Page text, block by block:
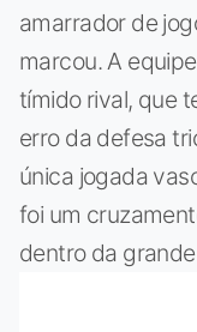
amarrador de
marcou. A
tímido rival, que
erro da defesa
única jogada
foi um
dentro da